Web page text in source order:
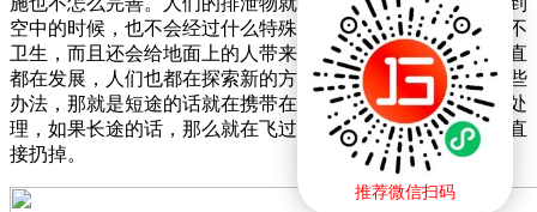
推荐微信扫码
空中的时候，也不会经过什么特殊的处理。这样真的非常的不
卫生，而且还会给地面上的人带来一定的困扰。但是科技一直
都在发展，人们也都在探索新的方法，于是有人就想出了一些
办法，那就是短途的话就在携带在飞机上，到地面上再进行处
理，如果长途的话，那么就在飞过森林或者海洋上方的时候直
接扔掉。